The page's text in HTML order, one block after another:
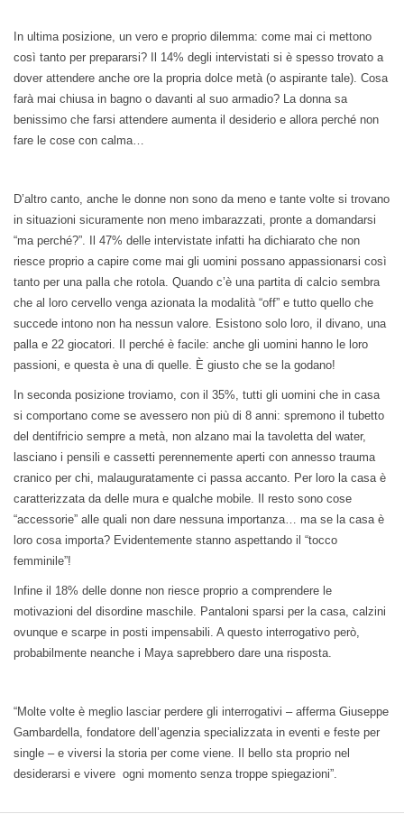
In ultima posizione, un vero e proprio dilemma: come mai ci mettono
così tanto per prepararsi? Il 14% degli intervistati si è spesso trovato a
dover attendere anche ore la propria dolce metà (o aspirante tale). Cosa
farà mai chiusa in bagno o davanti al suo armadio? La donna sa
benissimo che farsi attendere aumenta il desiderio e allora perché non
fare le cose con calma…
D’altro canto, anche le donne non sono da meno e tante volte si trovano
in situazioni sicuramente non meno imbarazzati, pronte a domandarsi
“ma perché?”. Il 47% delle intervistate infatti ha dichiarato che non
riesce proprio a capire come mai gli uomini possano appassionarsi così
tanto per una palla che rotola. Quando c’è una partita di calcio sembra
che al loro cervello venga azionata la modalità “off” e tutto quello che
succede intono non ha nessun valore. Esistono solo loro, il divano, una
palla e 22 giocatori. Il perché è facile: anche gli uomini hanno le loro
passioni, e questa è una di quelle. È giusto che se la godano!
In seconda posizione troviamo, con il 35%, tutti gli uomini che in casa
si comportano come se avessero non più di 8 anni: spremono il tubetto
del dentifricio sempre a metà, non alzano mai la tavoletta del water,
lasciano i pensili e cassetti perennemente aperti con annesso trauma
cranico per chi, malauguratamente ci passa accanto. Per loro la casa è
caratterizzata da delle mura e qualche mobile. Il resto sono cose
“accessorie” alle quali non dare nessuna importanza… ma se la casa è
loro cosa importa? Evidentemente stanno aspettando il “tocco
femminile”!
Infine il 18% delle donne non riesce proprio a comprendere le
motivazioni del disordine maschile. Pantaloni sparsi per la casa, calzini
ovunque e scarpe in posti impensabili. A questo interrogativo però,
probabilmente neanche i Maya saprebbero dare una risposta.
“Molte volte è meglio lasciar perdere gli interrogativi – afferma Giuseppe
Gambardella, fondatore dell’agenzia specializzata in eventi e feste per
single – e viversi la storia per come viene. Il bello sta proprio nel
desiderarsi e vivere ogni momento senza troppe spiegazioni”.